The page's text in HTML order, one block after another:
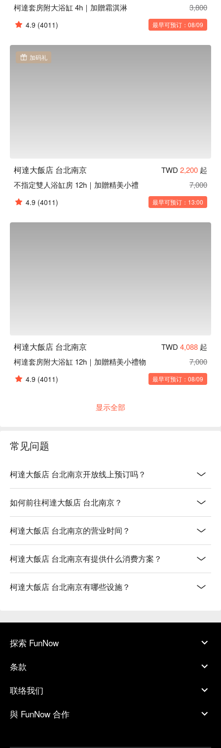
柯達套房附大浴缸 4h｜加贈霜淇淋
3,800
4.9 (4011) 最早可预订：08/09
加码礼
柯達大飯店 台北南京 TWD 2,200 起
不指定雙人浴缸房 12h｜加贈精美小禮
7,000
4.9 (4011) 最早可预订：13:00
柯達大飯店 台北南京 TWD 4,088 起
柯達套房附大浴缸 12h｜加贈精美小禮物
7,000
4.9 (4011) 最早可预订：08/09
显示全部
常见问题
柯達大飯店 台北南京开放线上预订吗？
如何前往柯達大飯店 台北南京？
柯達大飯店 台北南京的营业时间？
柯達大飯店 台北南京有提供什么消费方案？
柯達大飯店 台北南京有哪些设施？
探索 FunNow
条款
联络我们
與 FunNow 合作